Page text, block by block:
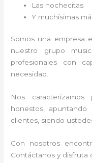
Las nochecitas
Y muchísimas
Somos una empresa
nuestro grupo
profesionales con
necesidad.
Nos
honestos,
clientes, siendo
Con nosotros
Contáctanos y disfruta